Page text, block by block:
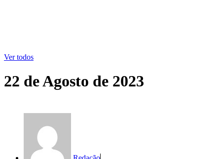
Ver todos
22 de Agosto de 2023